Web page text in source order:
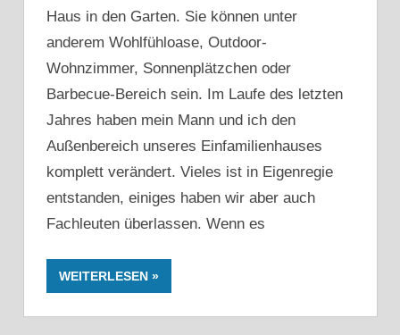
Haus in den Garten. Sie können unter
anderem Wohlfühloase, Outdoor-
Wohnzimmer, Sonnenplätzchen oder
Barbecue-Bereich sein. Im Laufe des letzten
Jahres haben mein Mann und ich den
Außenbereich unseres Einfamilienhauses
komplett verändert. Vieles ist in Eigenregie
entstanden, einiges haben wir aber auch
Fachleuten überlassen. Wenn es
WEITERLESEN